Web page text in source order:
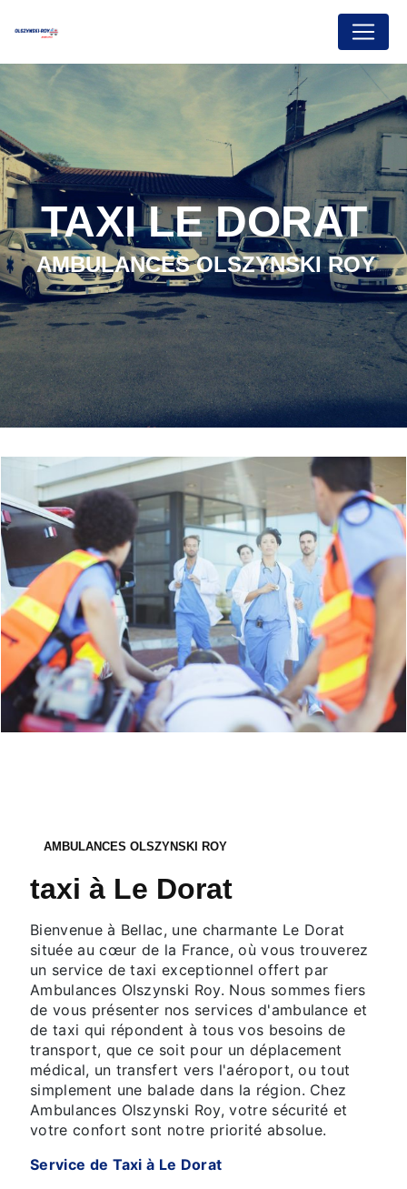
TAXI LE DORAT
AMBULANCES OLSZYNSKI ROY
AMBULANCES OLSZYNSKI ROY
taxi à Le Dorat
Bienvenue à Bellac, une charmante Le Dorat
située au cœur de la France, où vous trouverez
un service de taxi exceptionnel offert par
Ambulances Olszynski Roy. Nous sommes fiers
de vous présenter nos services d'ambulance et
de taxi qui répondent à tous vos besoins de
transport, que ce soit pour un déplacement
médical, un transfert vers l'aéroport, ou tout
simplement une balade dans la région. Chez
Ambulances Olszynski Roy, votre sécurité et
votre confort sont notre priorité absolue.
Service de Taxi à Le Dorat